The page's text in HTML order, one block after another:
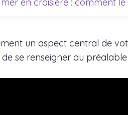
un aspect central de
se renseigner au